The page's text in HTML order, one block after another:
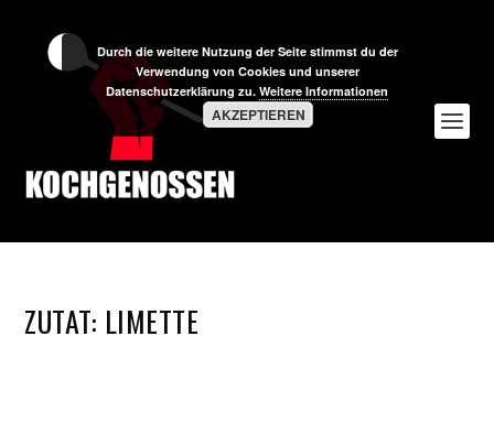
ZUTAT: LIMETTE
Durch die weitere Nutzung der Seite stimmst du der
Verwendung von Cookies und unserer
Datenschutzerklärung zu. Weitere Informationen
AKZEPTIEREN